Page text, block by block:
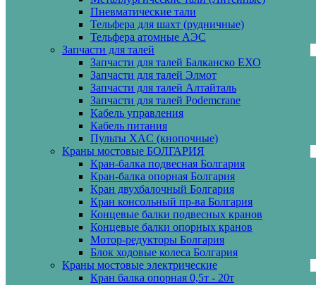
Пневматические тали
Тельфера для шахт (рудничные)
Тельфера атомные АЭС
Запчасти для талей
Запчасти для талей Балканско ЕХО
Запчасти для талей Элмот
Запчасти для талей Алтайталь
Запчасти для талей Podemcrane
Кабель управления
Кабель питания
Пульты XAC (кнопочные)
Краны мостовые БОЛГАРИЯ
Кран-балка подвесная Болгария
Кран-балка опорная Болгария
Кран двухбалочный Болгария
Кран консольный пр-ва Болгария
Концевые балки подвесных кранов
Концевые балки опорных кранов
Мотор-редукторы Болгария
Блок ходовые колеса Болгария
Краны мостовые электрические
Кран балка опорная 0,5т - 20т